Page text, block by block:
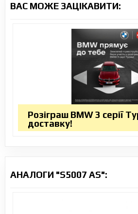
ВАС МОЖЕ ЗАЦІКАВИТИ:
Розіграш BMW 3 серії
доставку!
АНАЛОГИ "S5007 AS":